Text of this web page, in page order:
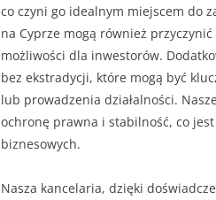
co czyni go idealnym miejscem do
na Cyprze mogą również
możliwości dla inwestorów.
bez ekstradycji, które mogą być
lub prowadzenia działalności.
ochronę prawna i stabilność, co
biznesowych.
Nasza kancelaria, dzięki